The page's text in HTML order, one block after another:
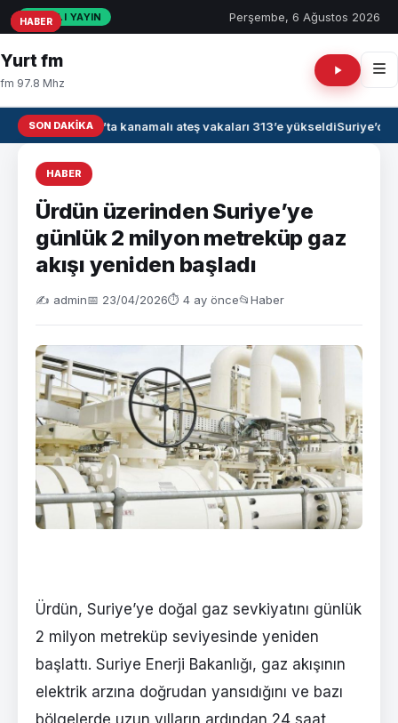
CANLI YAYIN Perşembe, 6 Ağustos 2026
Yurt fm
fm 97.8 Mhz
SON DAKIKAIrak’ta kanamalı ateş vakaları 313’e yükseldiSuriye’de
HABER
Ürdün üzerinden Suriye’ye
günlük 2 milyon metreküp gaz
akışı yeniden başladı
✍️ admin📅 23/04/2026⏱ 4 ay önce📂Haber
Ürdün, Suriye’ye doğal gaz sevkiyatını günlük
2 milyon metreküp seviyesinde yeniden
başlattı. Suriye Enerji Bakanlığı, gaz akışının
elektrik arzına doğrudan yansıdığını ve bazı
bölgelerde uzun yılların ardından 24 saat
HABER
HABER
HABER